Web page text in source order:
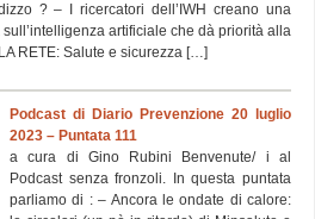
? – I ricercatori dell’IWH creano una
artificiale che dà priorità alla
RETE: Salute e sicurezza […]
Podcast di Diario Prevenzione 20 luglio
2023 – Puntata 111
a cura di Gino Rubini Benvenute/ i al
Podcast senza fronzoli. In questa puntata
parliamo di : – Ancora le ondate di calore: